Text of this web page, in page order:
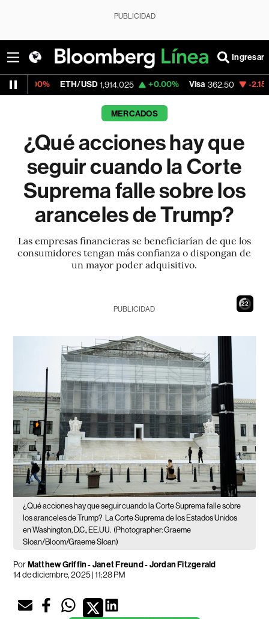
PUBLICIDAD
Ingresar
1,914.025 +0.00% Visa 362.50 -2.15%
MERCADOS
¿Qué acciones hay que
seguir cuando la Corte
Suprema falle sobre los
aranceles de Trump?
Las empresas financieras se beneficiarían de que los
consumidores tengan más confianza o dispongan de
un mayor poder adquisitivo.
21
PUBLICIDAD
¿Qué acciones hay que seguir cuando la Corte Suprema falle sobre
los aranceles de Trump? La Corte Suprema de los Estados Unidos
en Washington, D.C., EE.UU. (Photographer: Graeme
Sloan/Bloom/Graeme Sloan)
PorMatthew Griffin - Janet Freund - Jordan Fitzgerald
14 de diciembre, 2025 | 11:28 PM